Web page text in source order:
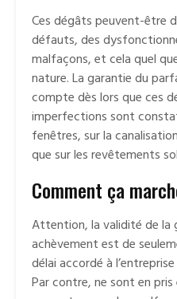
Ces dégâts peuvent-être
défauts, des
malfaçons, et cela quel
nature. La garantie du
compte dès lors que ces
imperfections sont
fenêtres, sur la
que sur les revêtements
Comment ça
Attention, la validité de la
achèvement est de
délai accordé à
Par contre, ne sont en